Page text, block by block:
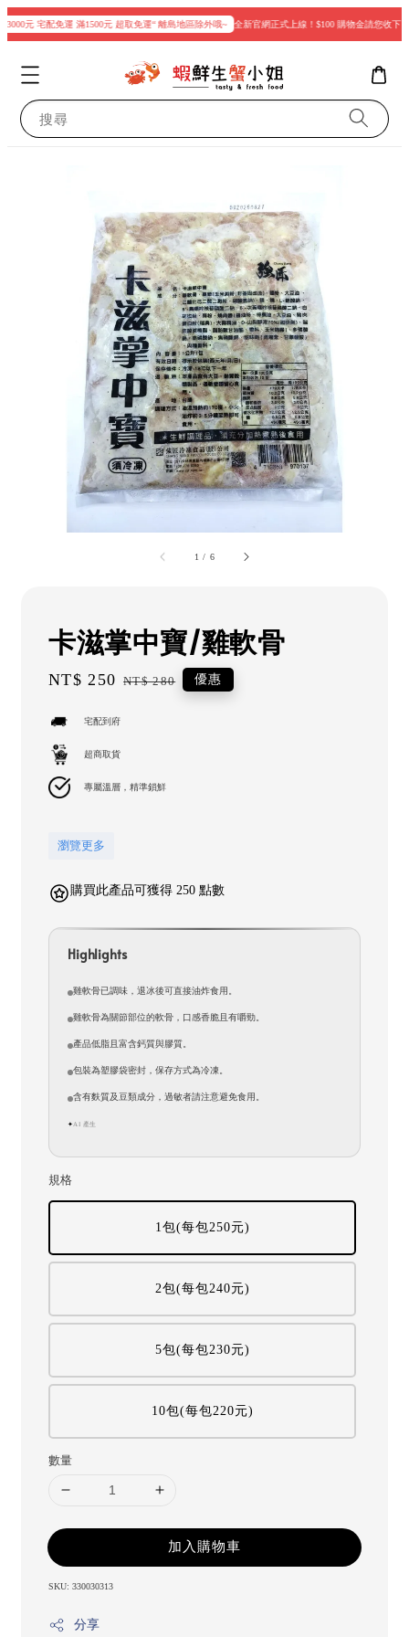
元 宅配免運 滿1500元 超取免運“ 離島地區除外哦~ 全新官網正式上線！$100 購物金請您收下
搜尋
1 / 6
卡滋掌中寶/雞軟骨
Sale
NT$ 250 Regular
NT$ 280 優惠
宅配到府
超商取貨
專屬溫層，精準鎖鮮
瀏覽更多
購買此產品可獲得 250 點數
Highlights
雞軟骨已調味，退冰後可直接油炸食用。
雞軟骨為關節部位的軟骨，口感香脆且有嚼勁。
產品低脂且富含鈣質與膠質。
包裝為塑膠袋密封，保存方式為冷凍。
含有麩質及豆類成分，過敏者請注意避免食用。
✦AI 產生
規格
1包(每包250元)
2包(每包240元)
5包(每包230元)
10包(每包220元)
數量
加入購物車
SKU: 330030313
分享